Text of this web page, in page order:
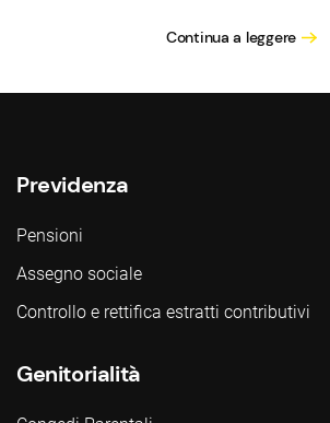
Continua a leggere
Previdenza
Pensioni
Assegno sociale
Controllo e rettifica estratti contributivi
Genitorialità